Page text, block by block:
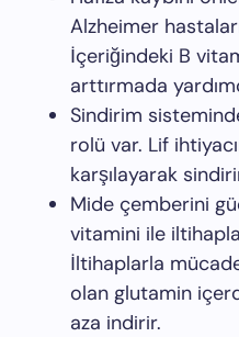
Alzheimer
İçeriğindeki B
arttırmada
Sindirim
rolü var. Lif
karşılayarak
Mide çemberini
vitamini ile
İltihaplarla
olan glutamin
aza indirir.